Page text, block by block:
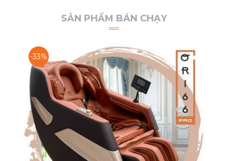
SẢN PHẨM BÁN CHẠY
-33%